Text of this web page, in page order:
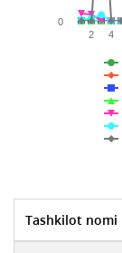
2 4
0
Tashkilot nomi